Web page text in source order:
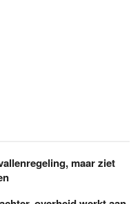
maar ziet